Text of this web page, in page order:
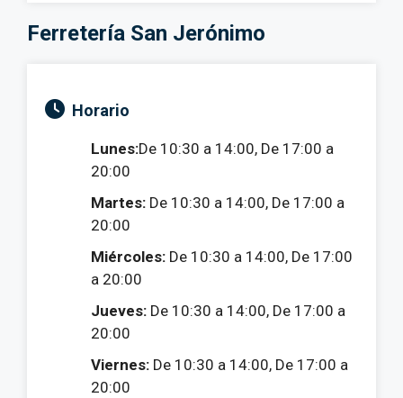
Ferretería San Jerónimo
Horario
Lunes:De 10:30 a 14:00, De 17:00 a
20:00
Martes: De 10:30 a 14:00, De 17:00 a
20:00
Miércoles: De 10:30 a 14:00, De 17:00
a 20:00
Jueves: De 10:30 a 14:00, De 17:00 a
20:00
Viernes: De 10:30 a 14:00, De 17:00 a
20:00